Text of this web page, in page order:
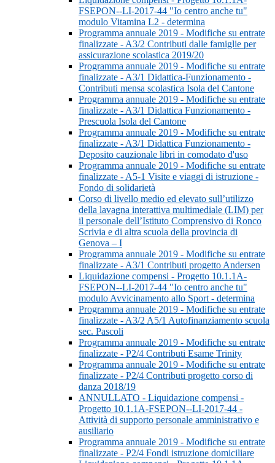
FSEPON--LI-2017-44 "Io centro anche tu"
modulo Vitamina L2 - determina
Programma annuale 2019 - Modifiche su entrate
finalizzate - A3/2 Contributi dalle famiglie per
assicurazione scolastica 2019/20
Programma annuale 2019 - Modifiche su entrate
finalizzate - A3/1 Didattica-Funzionamento -
Contributi mensa scolastica Isola del Cantone
Programma annuale 2019 - Modifiche su entrate
finalizzate - A3/1 Didattica Funzionamento -
Prescuola Isola del Cantone
Programma annuale 2019 - Modifiche su entrate
finalizzate - A3/1 Didattica Funzionamento -
Deposito cauzionale libri in comodato d'uso
Programma annuale 2019 - Modifiche su entrate
finalizzate - A5-1 Visite e viaggi di istruzione -
Fondo di solidarietà
Corso di livello medio ed elevato sull’utilizzo
della lavagna interattiva multimediale (LIM) per
il personale dell’Istituto Comprensivo di Ronco
Scrivia e di altra scuola della provincia di
Genova – I
Programma annuale 2019 - Modifiche su entrate
finalizzate - A3/1 Contributi progetto Andersen
Liquidazione compensi - Progetto 10.1.1A-
FSEPON--LI-2017-44 "Io centro anche tu"
modulo Avvicinamento allo Sport - determina
Programma annuale 2019 - Modifiche su entrate
finalizzate - A3/2 A5/1 Autofinanziamento scuola
sec. Pascoli
Programma annuale 2019 - Modifiche su entrate
finalizzate - P2/4 Contributi Esame Trinity
Programma annuale 2019 - Modifiche su entrate
finalizzate - P2/4 Contributi progetto corso di
danza 2018/19
ANNULLATO - Liquidazione compensi -
Progetto 10.1.1A-FSEPON--LI-2017-44 -
Attività di supporto personale amministrativo e
ausiliario
Programma annuale 2019 - Modifiche su entrate
finalizzate - P2/4 Fondi istruzione domiciliare